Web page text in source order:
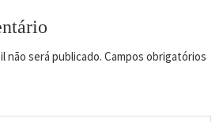
não será publicado. Campos obrigatórios